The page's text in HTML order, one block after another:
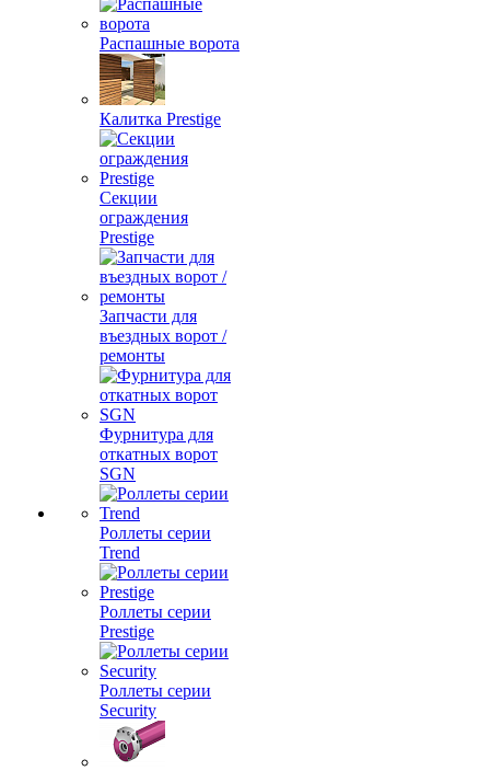
Распашные ворота
Калитка Prestige
Секции
ограждения
Prestige
Запчасти для
въездных ворот /
ремонты
Фурнитура для
откатных ворот
SGN
Роллеты серии
Trend
Роллеты серии
Prestige
Роллеты серии
Security